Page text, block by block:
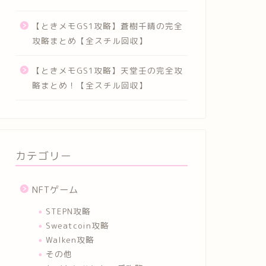
【ときメモGS1攻略】蒼樹千晴の完全
攻略まとめ【全スチル回収】
【ときメモGS1攻略】天堂壬の完全攻
略まとめ！【全スチル回収】
カテゴリー
NFTゲーム
STEPN攻略
Sweatcoin攻略
Walken攻略
その他